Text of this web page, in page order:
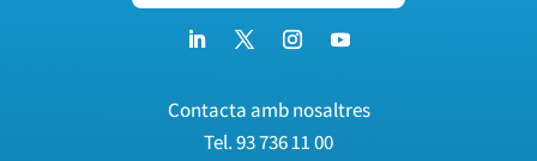
Contacta amb nosaltres
Tel.93 736 11 00